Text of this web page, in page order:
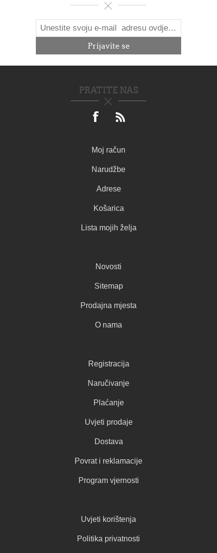
PRATITE NAS
Moj račun
Narudžbe
Adrese
Košarica
Lista mojih želja
Novosti
Sitemap
Prodajna mjesta
O nama
Registracija
Naručivanje
Plaćanje
Uvjeti prodaje
Dostava
Povrat i reklamacije
Program vjernosti
Uvjeti korištenja
Politika privatnosti